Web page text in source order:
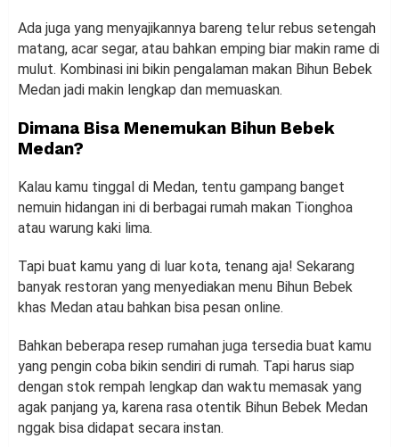
Ada juga yang menyajikannya bareng telur rebus setengah
matang, acar segar, atau bahkan emping biar makin rame di
mulut. Kombinasi ini bikin pengalaman makan Bihun Bebek
Medan jadi makin lengkap dan memuaskan.
Dimana Bisa Menemukan Bihun Bebek
Medan?
Kalau kamu tinggal di Medan, tentu gampang banget
nemuin hidangan ini di berbagai rumah makan Tionghoa
atau warung kaki lima.
Tapi buat kamu yang di luar kota, tenang aja! Sekarang
banyak restoran yang menyediakan menu Bihun Bebek
khas Medan atau bahkan bisa pesan online.
Bahkan beberapa resep rumahan juga tersedia buat kamu
yang pengin coba bikin sendiri di rumah. Tapi harus siap
dengan stok rempah lengkap dan waktu memasak yang
agak panjang ya, karena rasa otentik Bihun Bebek Medan
nggak bisa didapat secara instan.